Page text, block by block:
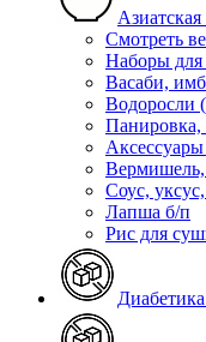
Смотреть
Наборы для
Васаби,
Водоросли
Панировка,
Соус,
Лапша б/п
Рис для